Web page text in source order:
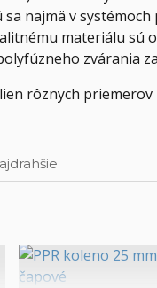
najmä v
materiálu sú
zvárania
rôznych